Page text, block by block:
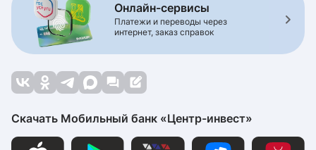
Онлайн-сервисы
Платежи и переводы через
интернет, заказ справок
Скачать Мобильный банк «Центр-инвест»